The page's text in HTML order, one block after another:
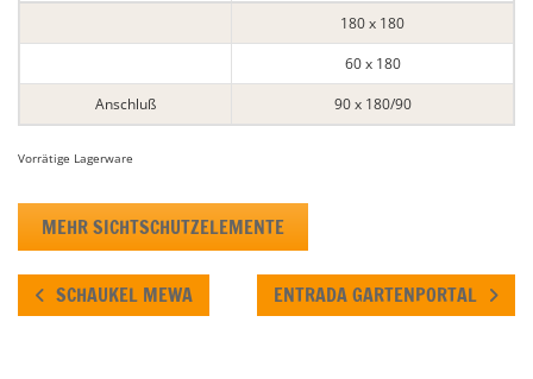
180 x 180
60 x 180
Anschluß
90 x 180/90
Vorrätige Lagerware
MEHR SICHTSCHUTZELEMENTE
SCHAUKEL MEWA ENTRADA GARTENPORTAL